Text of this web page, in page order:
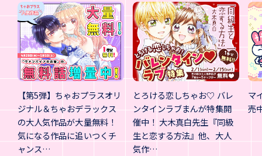
【第5弾】ちゃおプラスオリ
ジナル＆ちゃおデラックス
の大人気作品が大量無料！
気になる作品に追いつくチ
ャンス…
とろける恋しちゃお♡ バレ
ンタインラブまんが特集開
催中！ 大木真白先生『同級
生と恋する方法』他、大人
気作…
マ
売